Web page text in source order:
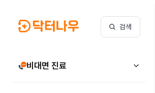
검색
비대면 진료